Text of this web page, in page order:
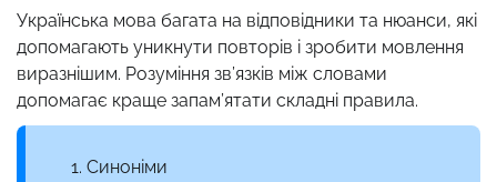
Українська мова багата на відповідники та нюанси, які
допомагають уникнути повторів і зробити мовлення
виразнішим. Розуміння зв’язків між словами
допомагає краще запам’ятати складні правила.
Синоніми